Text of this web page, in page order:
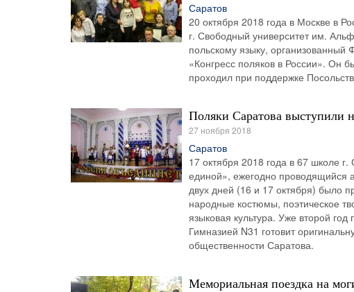
Саратов
20 октября 2018 года в Москве в
г. Свободный университет им.
польскому языку, организованный
«Конгресс поляков в России». Он
проходил при поддержке
Поляки Саратова выступили
27 ноября 2018
Саратов
17 октября 2018 года в 67 школе
единой», ежегодно проводящийся
двух дней (16 и 17 октября) было
народные костюмы, поэтическое
языковая культура. Уже второй
Гимназией N31 готовит
общественности Саратова.
Мемориальная поездка на